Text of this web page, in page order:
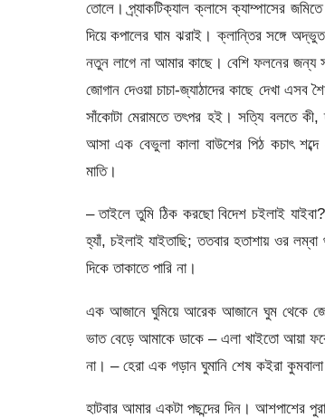
তোলে। প্র্যাকটিক্যাল ক্লাসে ক্যাম্পাসের
দিয়ে কপালের ঘাম ঝরাই। ক্লান্তির সঙ্গে
নতুন লাগে না আমার কাছে। বেশি ফলনের জন্য
জোগান দেওয়া চাচা-জ্যাঠাদের কাছে দেখা
সাঁকোটা মেরামতে তৎপর হই। সত্যি বলতে কী,
আসা এক বেভুলা কালা বাউশের পিঠ কচাৎ
মাতি।
– তাইলে তুমি ঠিক করছো বিদেশ চইলাই
হ্যাঁ, চইলাই যাইতাছি; ততবার হতাশায় ওর
দিকে তাকাতে পারি না।
এক আজানে ঘুমিয়ে আরেক আজানে ঘুম থেকে
ভাত বেড়ে আমাকে ডাকে – এলা খাইতো আয়া
না। – হেরা এক গড়ান ঘুমানি শেষ কইরা
হাটবার আমার একটা পছন্দের দিন। আশপাশের